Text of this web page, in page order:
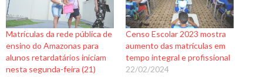
Matrículas da rede pública de
ensino do Amazonas para
alunos retardatários iniciam
nesta segunda-feira (21)
Censo Escolar 2023 mostra
aumento das matrículas em
tempo integral e profissional
22/02/2024